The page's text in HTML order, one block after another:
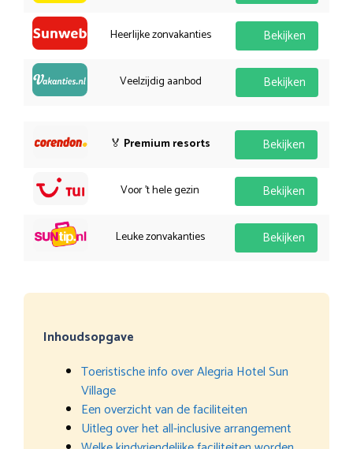
Heerlijke zonvakanties Bekijken
Veelzijdig aanbod Bekijken
🏅 Premium resorts Bekijken
Voor 't hele gezin Bekijken
Leuke zonvakanties Bekijken
Inhoudsopgave
Toeristische info over Alegria Hotel Sun
Village
Een overzicht van de faciliteiten
Uitleg over het all-inclusive arrangement